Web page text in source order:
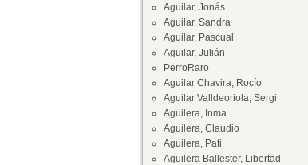
Aguilar, Jonás
Aguilar, Sandra
Aguilar, Pascual
Aguilar, Julián
PerroRaro
Aguilar Chavira, Rocío
Aguilar Valldeoriola, Sergi
Aguilera, Inma
Aguilera, Claudio
Aguilera, Pati
Aguilera Ballester, Libertad